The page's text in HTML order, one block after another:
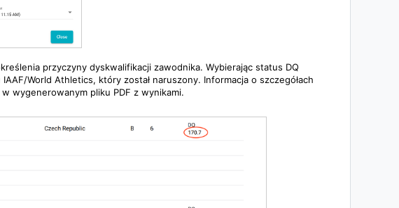
przyczyny dyskwalifikacji zawodnika. Wybierając status DQ
World Athletics, który został naruszony. Informacja o szczegółach
wygenerowanym pliku PDF z wynikami.